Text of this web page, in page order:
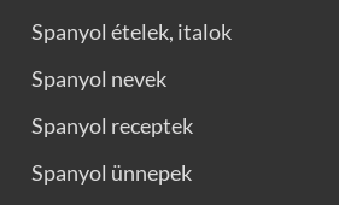
Spanyol ételek, italok
Spanyol nevek
Spanyol receptek
Spanyol ünnepek